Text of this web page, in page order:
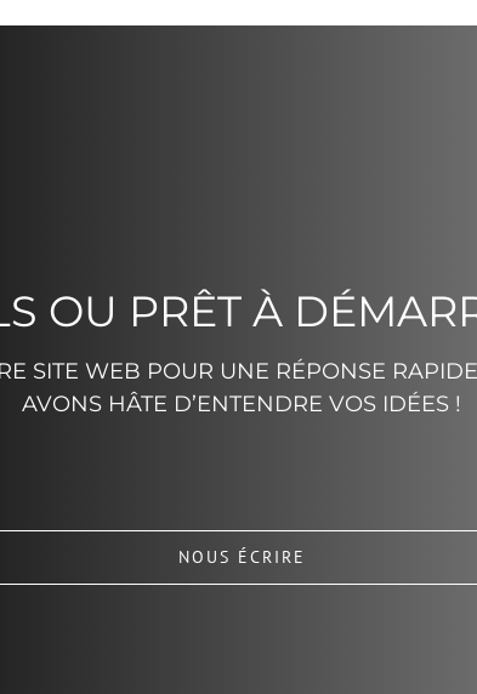
OU PRÊT À
SITE WEB POUR UNE RÉPONSE
AVONS HÂTE D’ENTENDRE VOS IDÉES !
NOUS ÉCRIRE